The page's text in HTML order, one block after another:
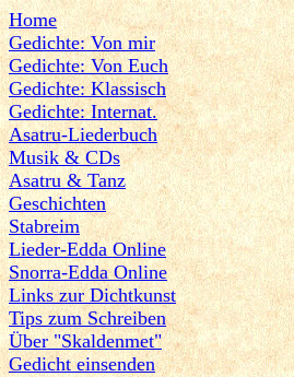
Home
Gedichte: Von mir
Gedichte: Von Euch
Gedichte: Klassisch
Gedichte: Internat.
Asatru-Liederbuch
Musik & CDs
Asatru & Tanz
Geschichten
Stabreim
Lieder-Edda Online
Snorra-Edda Online
Links zur Dichtkunst
Tips zum Schreiben
Über "Skaldenmet"
Gedicht einsenden